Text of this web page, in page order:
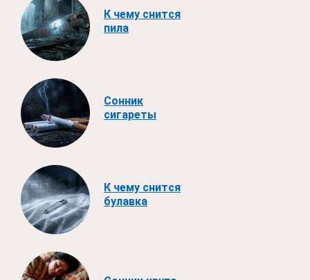
К чему снится
пила
Сонник
сигареты
К чему снится
булавка